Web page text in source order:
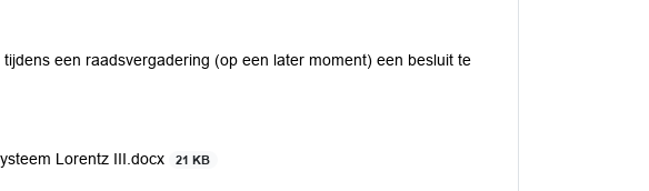
een raadsvergadering (op een later moment) een besluit te
Lorentz III.docx
21 KB